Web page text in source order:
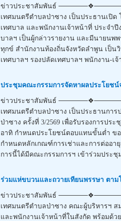
ข่าวประชาสัมพันธ์ ──────❖──────
เทศมนตรีตำบลป่าซาง เป็นประธานเปิด
เทศบาล และพนักงานเจ้าหน้าที่ ประจำ
บาลฯ เป็นผู้กล่าวรายงาน และมีนายนพพ
ทุกข์ สำนักงานท้องถิ่นจังหวัดลำพูน เป็น
เทศบาลฯ รองปลัดเทศบาลฯ พนักงาน-เจ้
ประชุมคณะกรรมการจัดหาผลประโยชน์
ข่าวประชาสัมพันธ์ ──────❖──────
เทศมนตรีตำบลป่าซาง เป็นประธานกา
ป่าซาง ครั้งที่ 3/2569 เพื่อรับรองการปร
อาทิ กำหนดประโยชน์ตอบแทนขั้นต่ำ ขอ
กำหนดหลักเกณฑ์การเช่าและการต่ออา
การนี้ได้มีคณะกรรมการฯ เข้าร่วมประชุ
ร่วมแห่ขบวนและถวายเทียนพรรษา ตาม
ข่าวประชาสัมพันธ์ ──────❖──────
เทศมนตรีตำบลป่าซาง คณะผู้บริหารฯ ส
และพนักงานเจ้าหน้าที่ในสังกัด พร้อมด้